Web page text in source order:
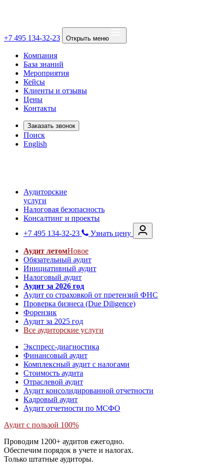
+7 495 134-32-23 Открыть меню
Компания
База знаний
Мероприятия
Кейсы
Клиенты и отзывы
Цены
Контакты
Заказать звонок
Поиск
English
Аудиторские
услуги
Налоговая безопасность
Консалтинг и проекты
+7 495 134-32-23
Узнать цену
Аудит летомНовое
Обязательный аудит
Инициативный аудит
Налоговый аудит
Аудит за 2026 год
Аудит со страховкой от претензий ФНС
Проверка бизнеса (Due Diligence)
Форензик
Аудит за 2025 год
Все аудиторские услуги
Экспресс-диагностика
Финансовый аудит
Комплексный аудит с налогами
Стоимость аудита
Отраслевой аудит
Аудит консолидированной отчетности
Кадровый аудит
Аудит отчетности по МСФО
Аудит с пользой 100%
Проводим 1200+ аудитов ежегодно.
Обеспечим порядок в учете и налогах.
Только штатные аудиторы.